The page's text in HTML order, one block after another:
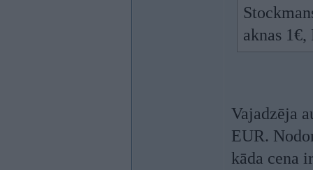
aknas
Vajadzēja
EUR.
kāda cena